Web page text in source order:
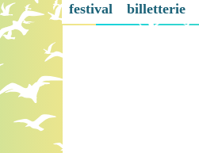
festival billetterie